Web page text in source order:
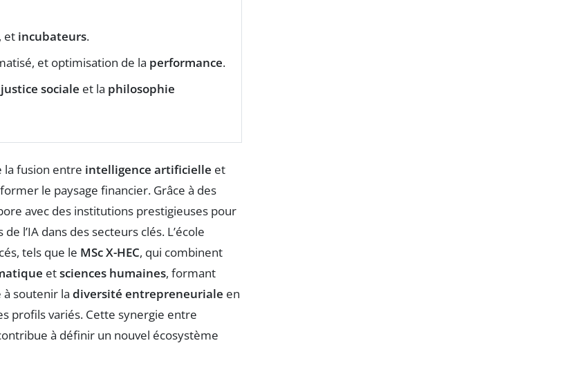
, et incubateurs.
et optimisation de la performance.
justice sociale et la philosophie
la fusion entre intelligence artificielle et
le paysage financier. Grâce à des
avec des institutions prestigieuses pour
l’IA dans des secteurs clés. L’école
tels que le MSc X-HEC, qui combinent
etsciences humaines, formant
à soutenir la diversité entrepreneuriale en
profils variés. Cette synergie entre
à définir un nouvel écosystème